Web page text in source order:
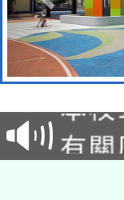
本校
次
有